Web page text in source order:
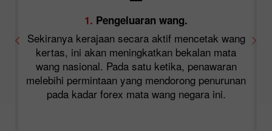
1. Pengeluaran wang.
Sekiranya kerajaan secara aktif mencetak wang
kertas, ini akan meningkatkan bekalan mata
wang nasional. Pada satu ketika, penawaran
melebihi permintaan yang mendorong penurunan
pada kadar forex mata wang negara ini.